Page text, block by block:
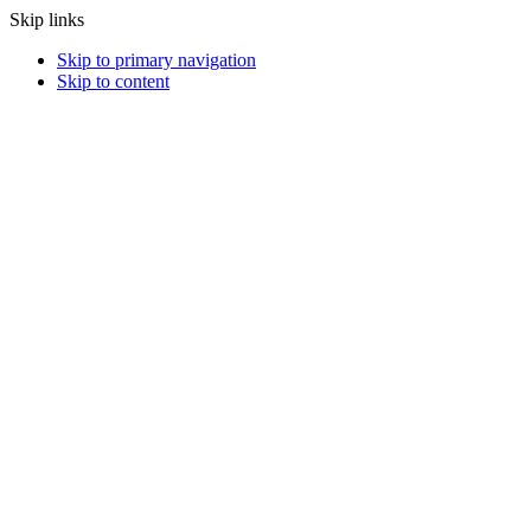
Skip links
Skip to primary navigation
Skip to content